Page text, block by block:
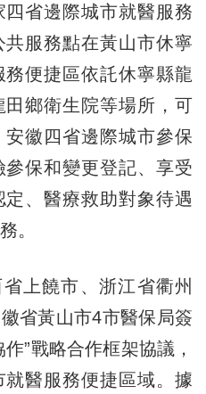
省邊際城市就醫服務
服務點在黃山市休寧
便捷區依託休寧縣龍
鄉衛生院等場所，可
徽四省邊際城市參保
保和變更登記、享受
、醫療救助對象待遇
。
饒市、浙江省衢州
省黃山市4市醫保局簽
”戰略合作框架協議，
醫服務便捷區域。據